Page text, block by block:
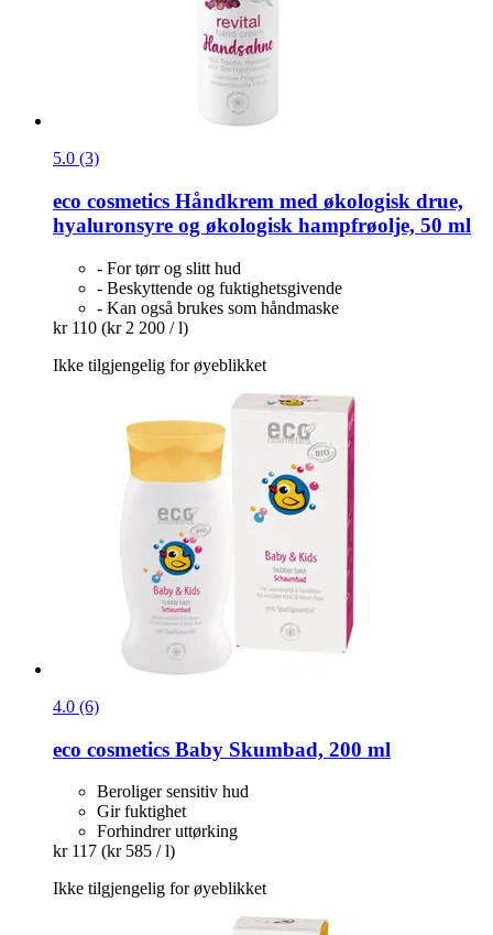
5.0 (3)
eco cosmetics Håndkrem med økologisk drue,
hyaluronsyre og økologisk hampfrøolje, 50 ml
- For tørr og slitt hud
- Beskyttende og fuktighetsgivende
- Kan også brukes som håndmaske
kr 110 (kr 2 200 / l)
Ikke tilgjengelig for øyeblikket
4.0 (6)
eco cosmetics Baby Skumbad, 200 ml
Beroliger sensitiv hud
Gir fuktighet
Forhindrer uttørking
kr 117 (kr 585 / l)
Ikke tilgjengelig for øyeblikket